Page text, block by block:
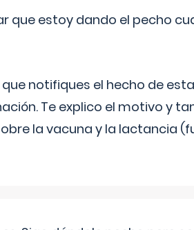
que estoy dando el pecho
que notifiques el hecho de
Te explico el motivo y
la vacuna y la lactancia